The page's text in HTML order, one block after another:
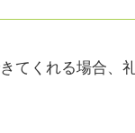
てくれる場合、